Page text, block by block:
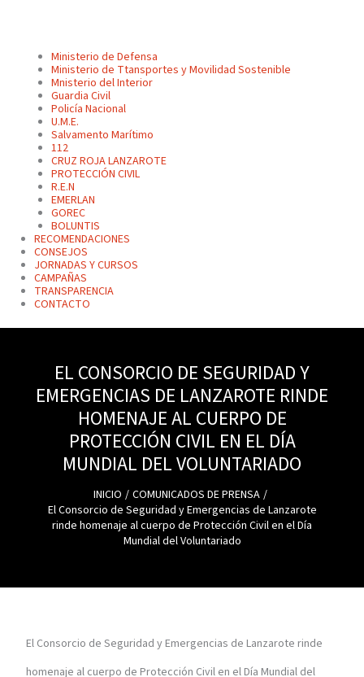
Ministerio de Defensa
Ministerio de Ttansportes y Movilidad Sostenible
Mnisterio del Interior
Guardia Civil
Policía Nacional
U.M.E.
Salvamento Marítimo
112
CRUZ ROJA LANZAROTE
PROTECCIÓN CIVIL
R.E.N
EMERLAN
GOREC
BOLUNTIS
RECOMENDACIONES
CONSEJOS
JORNADAS Y CURSOS
CAMPAÑAS
TRANSPARENCIA
CONTACTO
EL CONSORCIO DE SEGURIDAD Y
EMERGENCIAS DE LANZAROTE RINDE
HOMENAJE AL CUERPO DE
PROTECCIÓN CIVIL EN EL DÍA
MUNDIAL DEL VOLUNTARIADO
INICIO
COMUNICADOS DE PRENSA
El Consorcio de Seguridad y Emergencias de Lanzarote
rinde homenaje al cuerpo de Protección Civil en el Día
Mundial del Voluntariado
El Consorcio de Seguridad y Emergencias de Lanzarote rinde
homenaje al cuerpo de Protección Civil en el Día Mundial del